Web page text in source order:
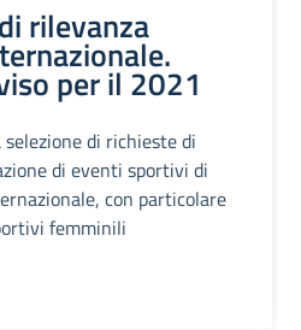
rilevanza
per il 2021
selezione di richieste di
di eventi sportivi di
con particolare
femminili